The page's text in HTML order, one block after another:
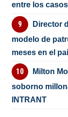
entre los casos
Director
modelo de
meses en el
Milton
soborno
INTRANT